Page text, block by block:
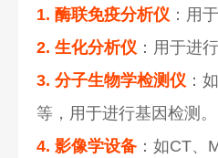
1. 酶联免疫分析仪 ：用
2. 生化分析仪 ：用于进
3. 分子生物学检测仪 ：
等，用于进行基因检测。
4. 影像学设备 ：如CT、